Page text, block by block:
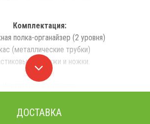
Комплектация:
полка-органайзер (2 уровня)
(металлические трубки)
крепежи и ножки.
Заглушки
ДОСТАВКА